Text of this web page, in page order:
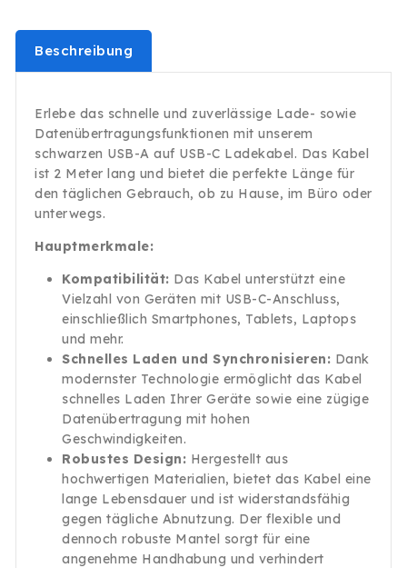
Schwarz
Beschreibung
Erlebe das schnelle und zuverlässige Lade- sowie
Datenübertragungsfunktionen mit unserem
schwarzen USB-A auf USB-C Ladekabel. Das Kabel
ist 2 Meter lang und bietet die perfekte Länge für
den täglichen Gebrauch, ob zu Hause, im Büro oder
unterwegs.
Hauptmerkmale:
Kompatibilität: Das Kabel unterstützt eine
Vielzahl von Geräten mit USB-C-Anschluss,
einschließlich Smartphones, Tablets, Laptops
und mehr.
Schnelles Laden und Synchronisieren: Dank
modernster Technologie ermöglicht das Kabel
schnelles Laden Ihrer Geräte sowie eine zügige
Datenübertragung mit hohen
Geschwindigkeiten.
Robustes Design: Hergestellt aus
hochwertigen Materialien, bietet das Kabel eine
lange Lebensdauer und ist widerstandsfähig
gegen tägliche Abnutzung. Der flexible und
dennoch robuste Mantel sorgt für eine
angenehme Handhabung und verhindert